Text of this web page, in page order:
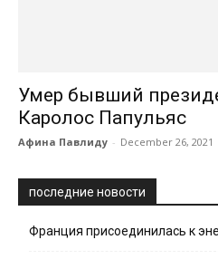
Умер бывший
Каролос Папульяс
Афина Павлиду - December 26, 2021
последние новости
Франция присоединилась к